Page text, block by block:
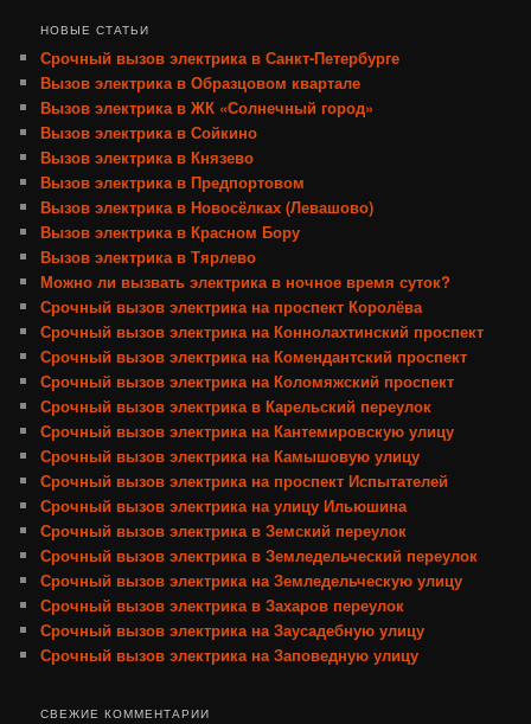
НОВЫЕ СТАТЬИ
Срочный вызов электрика в Санкт-Петербурге
Вызов электрика в Образцовом квартале
Вызов электрика в ЖК «Солнечный город»
Вызов электрика в Сойкино
Вызов электрика в Князево
Вызов электрика в Предпортовом
Вызов электрика в Новосёлках (Левашово)
Вызов электрика в Красном Бору
Вызов электрика в Тярлево
Можно ли вызвать электрика в ночное время суток?
Срочный вызов электрика на проспект Королёва
Срочный вызов электрика на Коннолахтинский проспект
Срочный вызов электрика на Комендантский проспект
Срочный вызов электрика на Коломяжский проспект
Срочный вызов электрика в Карельский переулок
Срочный вызов электрика на Кантемировскую улицу
Срочный вызов электрика на Камышовую улицу
Срочный вызов электрика на проспект Испытателей
Срочный вызов электрика на улицу Ильюшина
Срочный вызов электрика в Земский переулок
Срочный вызов электрика в Земледельческий переулок
Срочный вызов электрика на Земледельческую улицу
Срочный вызов электрика в Захаров переулок
Срочный вызов электрика на Заусадебную улицу
Срочный вызов электрика на Заповедную улицу
СВЕЖИЕ КОММЕНТАРИИ